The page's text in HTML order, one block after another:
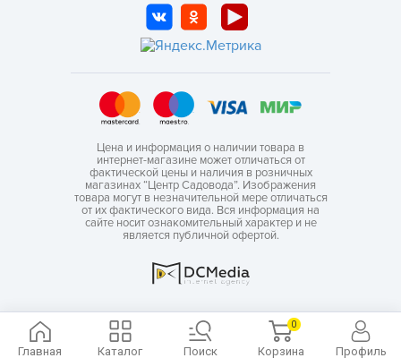
Главная Каталог Поиск
0
Корзина Профиль
Цена и информация о наличии товара в
интернет-магазине может отличаться от
фактической цены и наличия в розничных
магазинах “Центр Садовода”. Изображения
товара могут в незначительной мере отличаться
от их фактического вида. Вся информация на
сайте носит ознакомительный характер и не
является публичной офертой.